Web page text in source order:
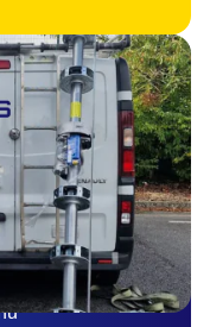
continu